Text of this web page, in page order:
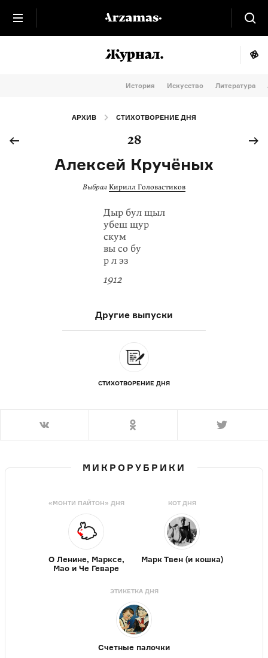
История Искусство Литература
АРХИВ СТИХОТВОРЕНИЕ ДНЯ
28
Алексей Кручёных
Выбрал Кирилл Головастиков
Дыр бул щыл
убеш щур
скум
вы со бу
р л эз
1912
Другие выпуски
СТИХОТВОРЕНИЕ ДНЯ
МИКРОРУБРИКИ
«МОНТИ ПАЙТОН» ДНЯ
О Ленине, Марксе,
Мао и Че Геваре
КОТ ДНЯ
Марк Твен (и кошка)
ЭТИКЕТКА ДНЯ
Счетные палочки